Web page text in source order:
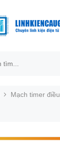
Mạch timer